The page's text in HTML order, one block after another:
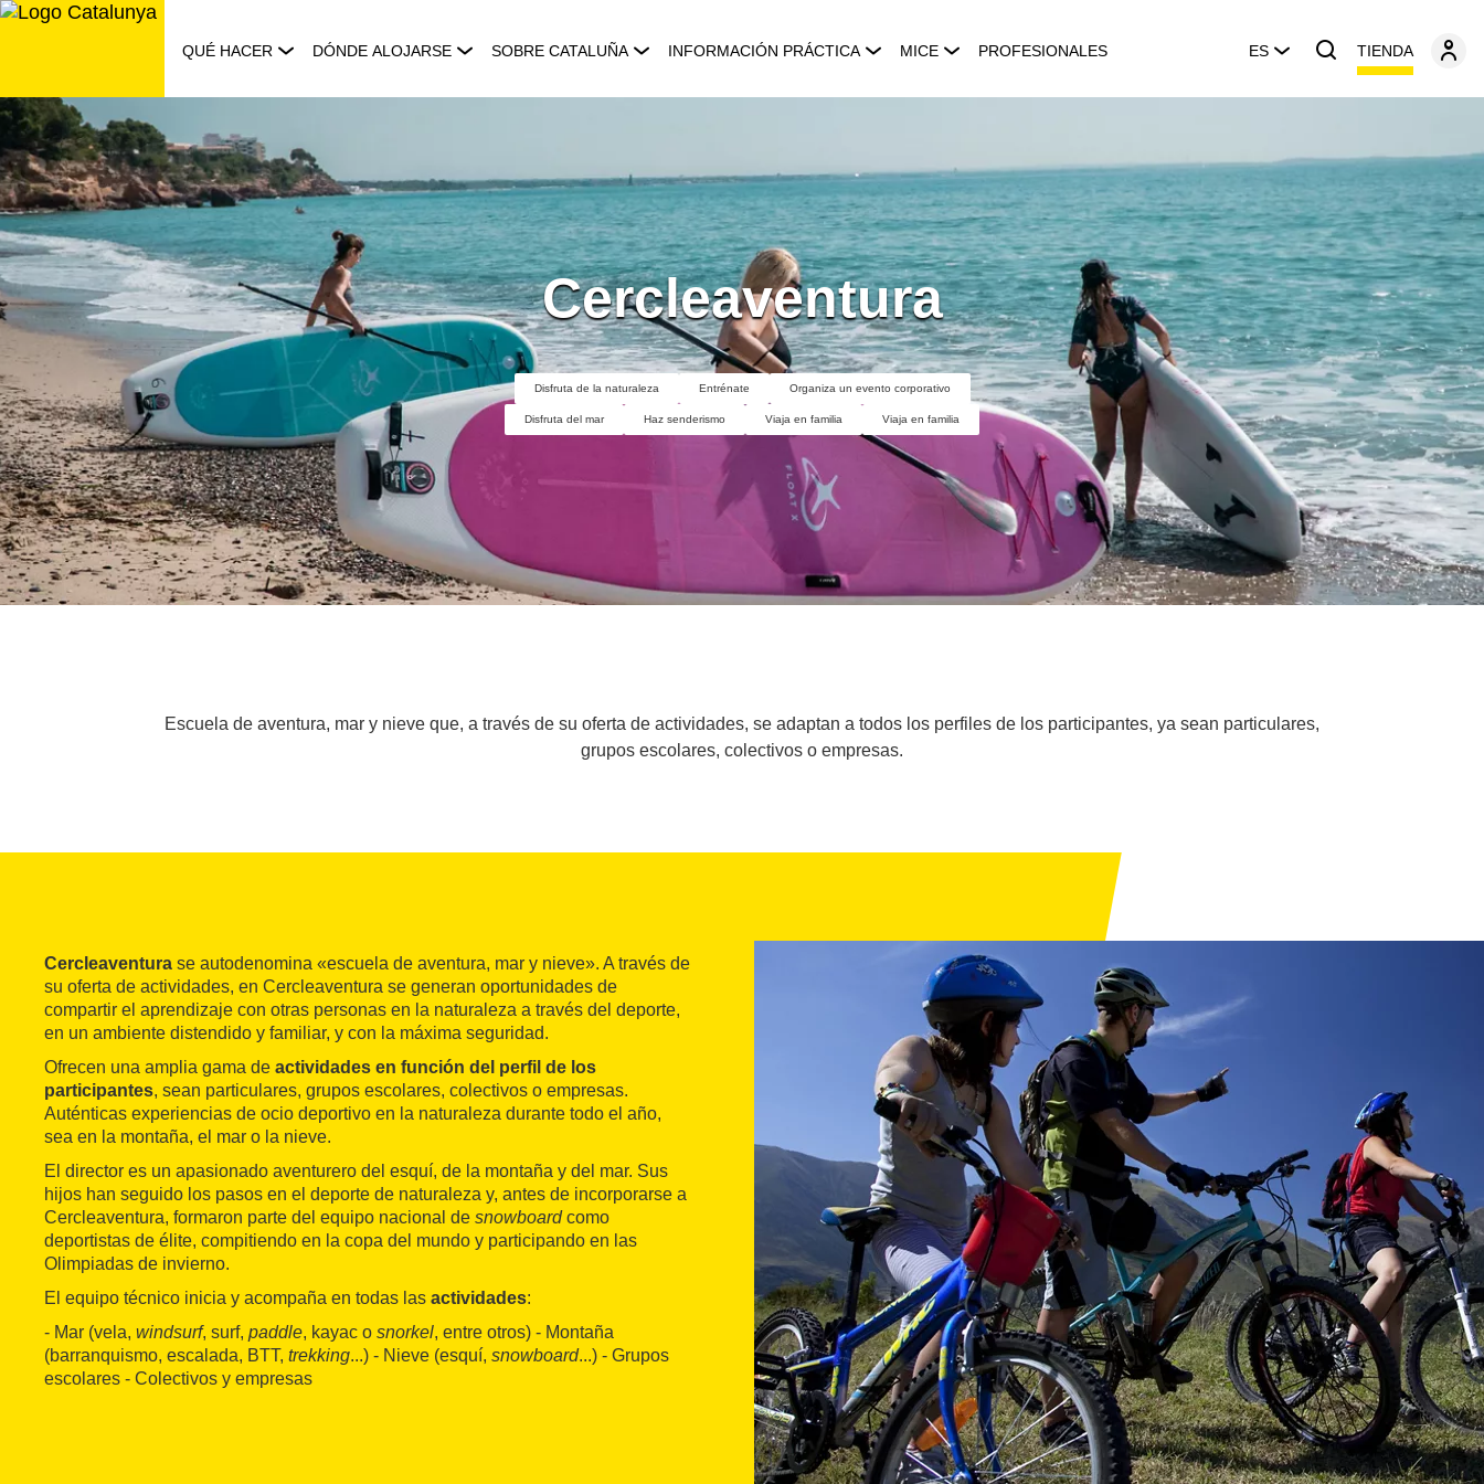
Saltar
QUÉ HACER DÓNDE ALOJARSE SOBRE CATALUÑA INFORMACIÓN PRÁCTICA MICE PROFESIONALES ES TIENDA
Cercleaventura
Disfruta de la naturaleza Entrénate Organiza un evento corporativo
Disfruta del mar Haz senderismo Viaja en familia Viaja en familia
Escuela de aventura, mar y nieve que, a través de su oferta de actividades, se adaptan a todos los perfiles de los participantes, ya sean particulares,
grupos escolares, colectivos o empresas.
Cercleaventura se autodenomina «escuela de aventura, mar y nieve». A través de
su oferta de actividades, en Cercleaventura se generan oportunidades de
compartir el aprendizaje con otras personas en la naturaleza a través del deporte,
en un ambiente distendido y familiar, y con la máxima seguridad.
Ofrecen una amplia gama de actividades en función del perfil de los
participantes, sean particulares, grupos escolares, colectivos o empresas.
Auténticas experiencias de ocio deportivo en la naturaleza durante todo el año,
sea en la montaña, el mar o la nieve.
El director es un apasionado aventurero del esquí, de la montaña y del mar. Sus
hijos han seguido los pasos en el deporte de naturaleza y, antes de incorporarse a
Cercleaventura, formaron parte del equipo nacional de snowboardcomo
deportistas de élite, compitiendo en la copa del mundo y participando en las
Olimpiadas de invierno.
El equipo técnico inicia y acompaña en todas las actividades:
- Mar (vela, windsurf, surf, paddle, kayac o snorkel, entre otros) - Montaña
(barranquismo, escalada, BTT, trekking...) - Nieve (esquí, snowboard...) - Grupos
escolares - Colectivos y empresas